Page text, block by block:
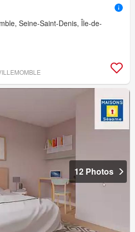
Seine-Saint-Denis, Île-de-
12 Photos